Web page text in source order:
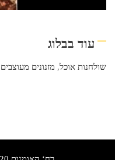
עוד בבלוג
שולחנות אוכל, מזנונים מעוצבים